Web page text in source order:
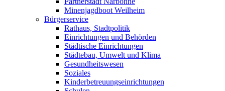
Minenjagdboot Weilheim
Bürgerservice
Rathaus, Stadtpolitik
Einrichtungen und Behörden
Städtische Einrichtungen
Städtebau, Umwelt und Klima
Gesundheitswesen
Soziales
Kinderbetreuungseinrichtungen